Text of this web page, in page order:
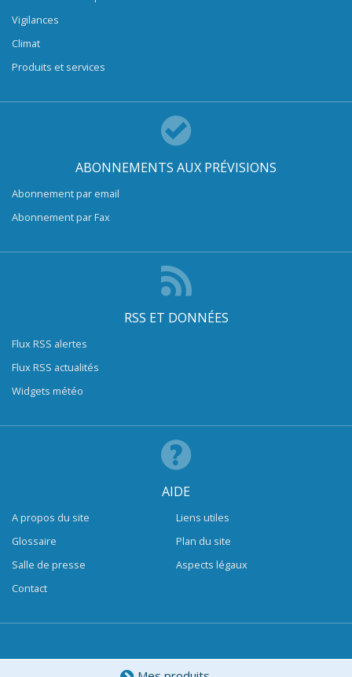
Vigilances
Climat
Produits et services
ABONNEMENTS AUX PRÉVISIONS
Abonnement par email
Abonnement par Fax
RSS ET DONNÉES
Flux RSS alertes
Flux RSS actualités
Widgets météo
AIDE
A propos du site
Glossaire
Salle de presse
Contact
Liens utiles
Plan du site
Aspects légaux